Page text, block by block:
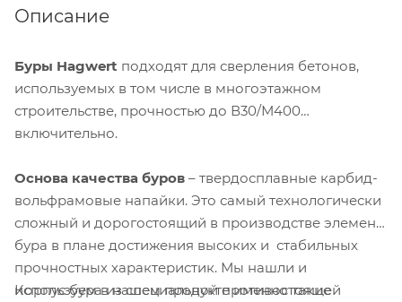
Описание
Буры Hagwert подходят для сверления бетонов,
используемых в том числе в многоэтажном
строительстве, прочностью до В30/М400
включительно.
Основа качества буров – твердосплавные карбид-
вольфрамовые напайки. Это самый технологически
сложный и дорогостоящий в производстве элемент
бура в плане достижения высоких и стабильных
прочностных характеристик. Мы нашли и
используем в нашем продукте именно такие
Корпус бура из специальной противостоящей